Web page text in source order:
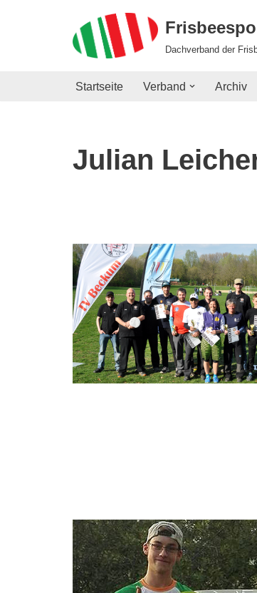
Dachverband der
Startseite Verband Archiv
Julian